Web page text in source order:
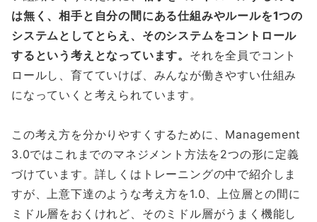
は無く、相手と自分の間にある仕組みやルールを1つの
システムとしてとらえ、そのシステムをコントロール
するという考えとなっています。 それを全員でコント
ロールし、育てていけば、みんなが働きやすい仕組み
になっていくと考えられています。
この考え方を分かりやすくするために、Management
3.0ではこれまでのマネジメント方法を2つの形に定義
づけています。詳しくはトレーニングの中で紹介しま
すが、上意下達のような考え方を1.0、上位層との間に
ミドル層をおくけれど、そのミドル層がうまく機能し